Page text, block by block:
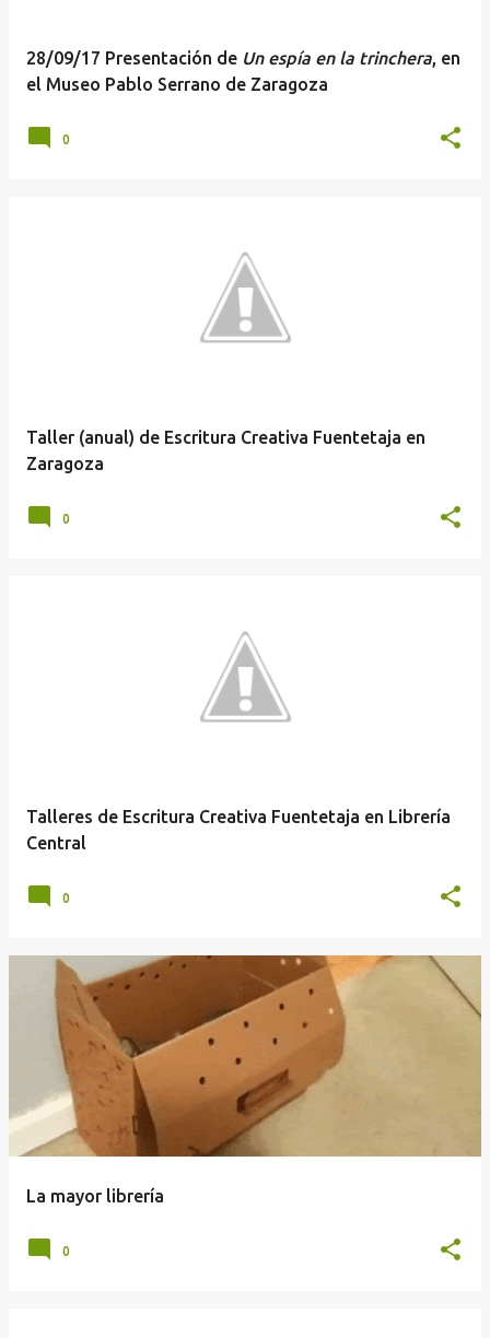
28/09/17 Presentación de Un espía en la trinchera, en
el Museo Pablo Serrano de Zaragoza
0
Taller (anual) de Escritura Creativa Fuentetaja en
Zaragoza
0
Talleres de Escritura Creativa Fuentetaja en Librería
Central
0
La mayor librería
0